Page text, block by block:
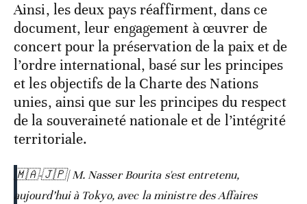
Ainsi, les deux pays réaffirment, dans ce
document, leur engagement à œuvrer de
concert pour la préservation de la paix et de
l’ordre international, basé sur les principes
et les objectifs de la Charte des Nations
unies, ainsi que sur les principes du respect
de la souveraineté nationale et de l’intégrité
territoriale.
🇲🇦-🇯🇵| M. Nasser Bourita s'est entretenu,
aujourd’hui à Tokyo, avec la ministre des Affaires